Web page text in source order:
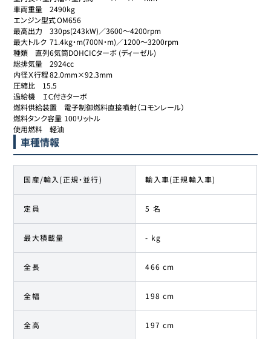
車両重量	2490kg
エンジン型式	OM656
最高出力	330ps(243kW)／3600～4200rpm
最大トルク	71.4kg・m(700N・m)／1200～3200rpm
種類	直列6気筒DOHCICターボ (ディーゼル)
総排気量	2924cc
内径Ｘ行程	82.0mm×92.3mm
圧縮比	15.5
過給機	ＩＣ付きターボ
燃料供給装置	電子制御燃料直接噴射（コモンレール）
燃料タンク容量	100リットル
使用燃料	軽油
車種情報
国産/輸入(正規・並行) 輸入車(正規輸入車)
定員 5 名
最大積載量 - kg
全長 466 cm
全幅 198 cm
全高 197 cm